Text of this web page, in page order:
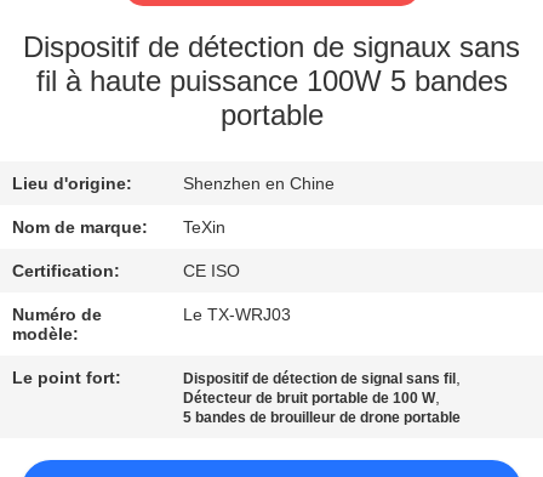
VISITE
D'USINE
DE
QUALITÉ
CONTACTEZ-
NOUS
NOUVELLES
Dispositif de détection de signaux sans
fil à haute puissance 100W 5 bandes
portable
Lieu d'origine: Shenzhen en Chine
Nom de marque: TeXin
Certification: CE ISO
Numéro de
modèle:
Le TX-WRJ03
Le point fort: Dispositif de détection de signal sans fil ,
Détecteur de bruit portable de 100 W,
5 bandes de brouilleur de drone portable